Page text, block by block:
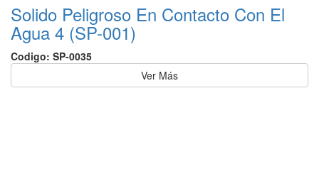
Solido Peligroso En Contacto Con El
Agua 4 (SP-001)
Codigo: SP-0035
Ver Más